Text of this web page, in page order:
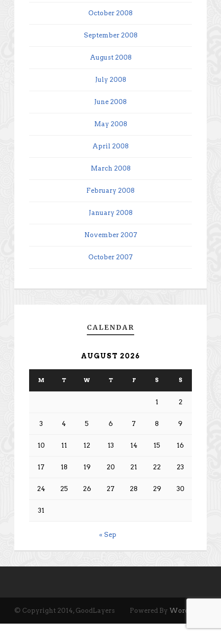
October 2008
September 2008
August 2008
July 2008
June 2008
May 2008
April 2008
March 2008
February 2008
January 2008
November 2007
October 2007
CALENDAR
AUGUST 2026
M T W T F S S
1 2
3 4 5 6 7 8 9
10 11 12 13 14 15 16
17 18 19 20 21 22 23
24 25 26 27 28 29 30
31
« Sep
© Copyright 2014, GoodLayers Powered By Wordpress